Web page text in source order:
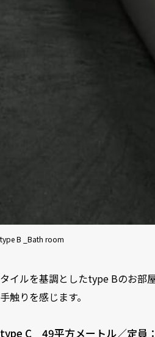
type B _Bath room
タイルを基調としたtype Bのお部
手触りを感じます。
type C 49平方メートル／定員